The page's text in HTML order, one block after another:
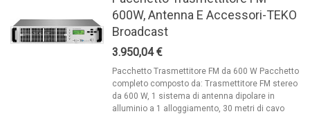
600W, Antenna E Accessori-TEKO
Broadcast
3.950,04 €
Pacchetto Trasmettitore FM da 600 W Pacchetto
completo composto da: Trasmettitore FM stereo
da 600 W, 1 sistema di antenna dipolare in
alluminio a 1 alloggiamento, 30 metri di cavo